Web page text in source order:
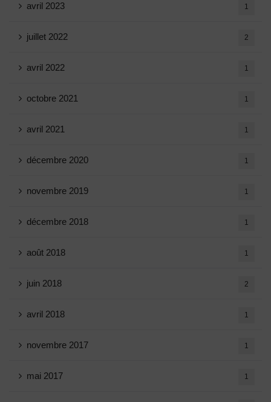
avril 2023 1
juillet 2022 2
avril 2022 1
octobre 2021 1
avril 2021 1
décembre 2020 1
novembre 2019 1
décembre 2018 1
août 2018 1
juin 2018 2
avril 2018 1
novembre 2017 1
mai 2017 1